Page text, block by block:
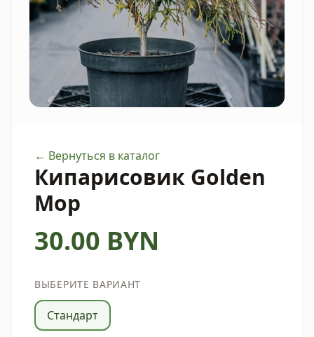
← Вернуться в каталог
Кипарисовик Golden
Mop
30.00 BYN
ВЫБЕРИТЕ ВАРИАНТ
Стандарт